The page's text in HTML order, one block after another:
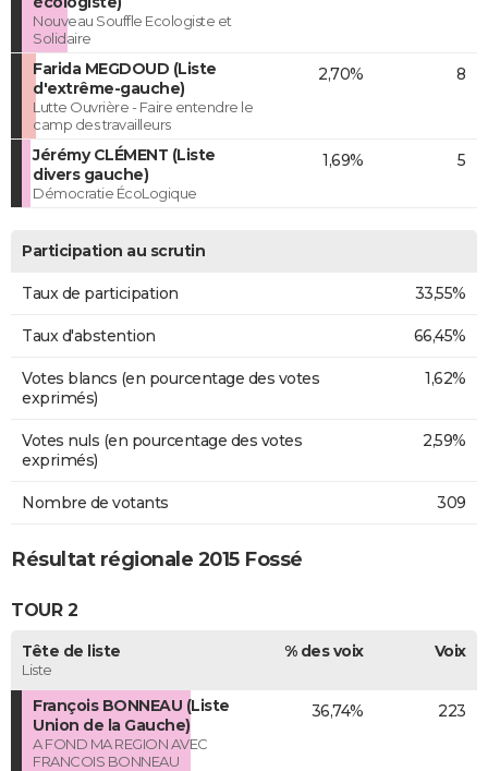
Nouveau Souffle Ecologiste et
Solidaire
Farida MEGDOUD (Liste
d'extrême-gauche)
Lutte Ouvrière - Faire entendre le
camp des travailleurs
2,70% 8
Jérémy CLÉMENT (Liste
divers gauche)
Démocratie ÉcoLogique
1,69% 5
Participation au scrutin
Taux de participation 33,55%
Taux d'abstention 66,45%
Votes blancs (en pourcentage des votes
exprimés)
1,62%
Votes nuls (en pourcentage des votes
exprimés)
2,59%
Nombre de votants 309
Résultat régionale 2015 Fossé
TOUR 2
Tête de liste
Liste
% des voix Voix
François BONNEAU (Liste
Union de la Gauche)
A FOND MA REGION AVEC
FRANCOIS BONNEAU
36,74% 223